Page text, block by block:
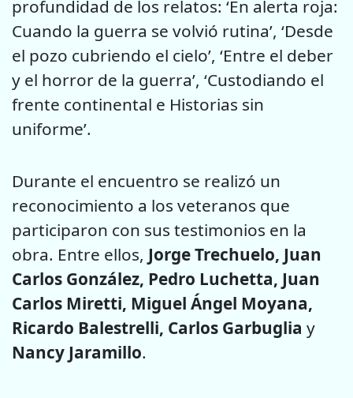
profundidad de los relatos: ‘En alerta roja:
Cuando la guerra se volvió rutina’, ‘Desde
el pozo cubriendo el cielo’, ‘Entre el deber
y el horror de la guerra’, ‘Custodiando el
frente continental e Historias sin
uniforme’.
Durante el encuentro se realizó un
reconocimiento a los veteranos que
participaron con sus testimonios en la
obra. Entre ellos, Jorge Trechuelo, Juan
Carlos González, Pedro Luchetta, Juan
Carlos Miretti, Miguel Ángel Moyana,
Ricardo Balestrelli, Carlos Garbuglia y
Nancy Jaramillo.